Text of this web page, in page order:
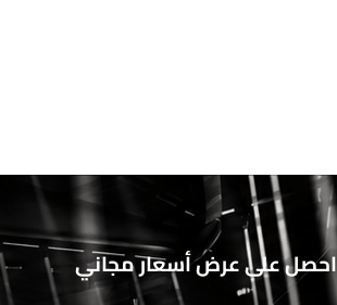
احصل على عرض أسعار مجاني